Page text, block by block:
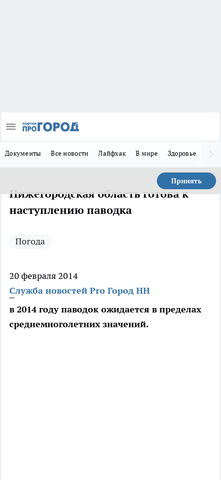
Документы Все новости Лайфхак В мире Здоровье
Принять
Нижегородская область готова к
наступлению паводка
Погода
20 февраля 2014
Служба новостей Pro Город НН
в 2014 году паводок ожидается в пределах
среднемноголетних значений.